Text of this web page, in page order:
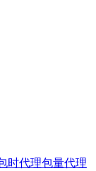
时代理包量代理